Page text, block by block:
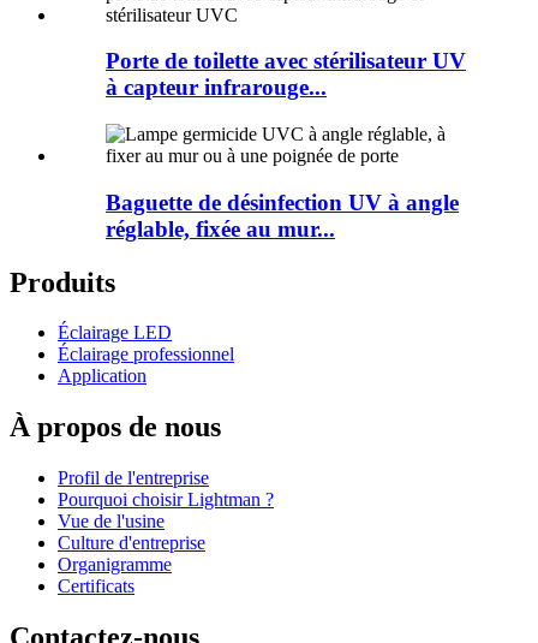
Porte de toilette avec stérilisateur UV
à capteur infrarouge...
Baguette de désinfection UV à angle
réglable, fixée au mur...
Produits
Éclairage LED
Éclairage professionnel
Application
À propos de nous
Profil de l'entreprise
Pourquoi choisir Lightman ?
Vue de l'usine
Culture d'entreprise
Organigramme
Certificats